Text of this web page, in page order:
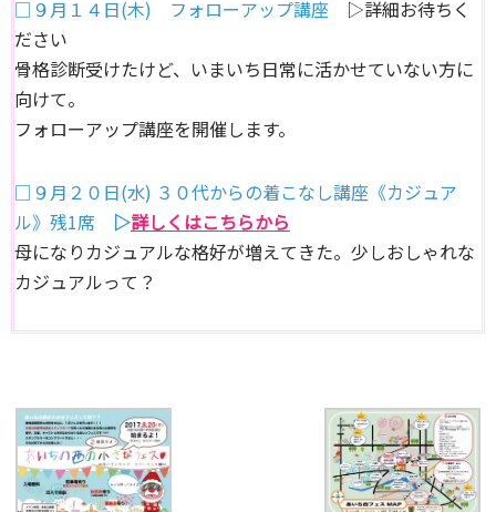
□９月１４日(木) フォローアップ講座 ▷詳細お待ちく
ださい
骨格診断受けたけど、いまいち日常に活かせていない方に
向けて。
フォローアップ講座を開催します。
□９月２０日(水) ３０代からの着こなし講座《カジュア
ル》残1席 ▷詳しくはこちらから
母になりカジュアルな格好が増えてきた。少しおしゃれな
カジュアルって？